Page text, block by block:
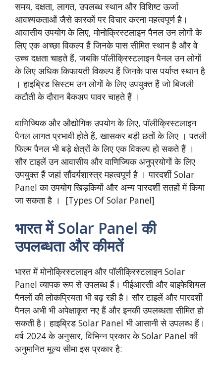
समय, दक्षता, लागत, उपलब्ध स्थान और विशिष्ट ऊर्जा
आवश्यकताओं जैसे कारकों पर विचार करना महत्वपूर्ण है।
आवासीय उपयोग के लिए, मोनोक्रिस्टलाइन पैनल उन लोगों के
लिए एक अच्छा विकल्प हैं जिनके पास सीमित स्थान है और वे
उच्च दक्षता चाहते हैं, जबकि पॉलीक्रिस्टलाइन पैनल उन लोगों
के लिए अधिक किफायती विकल्प हैं जिनके पास पर्याप्त स्थान है
। हाइब्रिड सिस्टम उन लोगों के लिए उपयुक्त हैं जो बिजली
कटौती के दौरान बैकअप पावर चाहते हैं ।
वाणिज्यिक और औद्योगिक उपयोग के लिए, पॉलीक्रिस्टलाइन
पैनल लागत प्रभावी होते हैं, खासकर बड़ी छतों के लिए । पतली
फिल्म पैनल भी बड़े क्षेत्रों के लिए एक विकल्प हो सकते हैं ।
सौर टाइलें उन आवासीय और वाणिज्यिक अनुप्रयोगों के लिए
उपयुक्त हैं जहां सौंदर्यशास्त्र महत्वपूर्ण है । पारदर्शी Solar
Panel का उपयोग खिड़कियों और अन्य पारदर्शी सतहों में किया
जा सकता है । [Types Of Solar Panel]
भारत में Solar Panel की
उपलब्धता और कीमतें
भारत में मोनोक्रिस्टलाइन और पॉलीक्रिस्टलाइन Solar
Panel व्यापक रूप से उपलब्ध हैं। पीईआरसी और बाइफेशियल
पैनलों की लोकप्रियता भी बढ़ रही है। सौर टाइलें और पारदर्शी
पैनल अभी भी अपेक्षाकृत नए हैं और इनकी उपलब्धता सीमित हो
सकती है। हाइब्रिड Solar Panel भी आसानी से उपलब्ध हैं।
वर्ष 2024 के अनुसार, विभिन्न प्रकार के Solar Panel की
अनुमानित मूल्य सीमा इस प्रकार है: